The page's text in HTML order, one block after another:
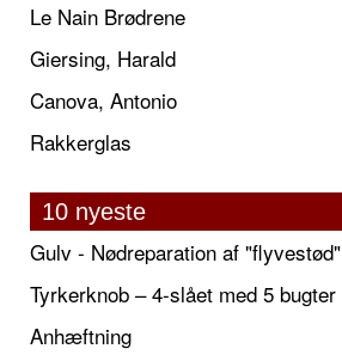
Le Nain Brødrene
Giersing, Harald
Canova, Antonio
Rakkerglas
10 nyeste
Gulv - Nødreparation af "flyvestød"
Tyrkerknob – 4-slået med 5 bugter
Anhæftning